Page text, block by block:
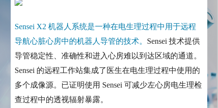
Sensei X2 机器人系统是一种在电生理过程中用于远程
导航心脏心房中的机器人导管的技术。 Sensei 技术提供
导管稳定性、准确性和进入心房难以到达区域的通道。
Sensei 的远程工作站集成了医生在电生理过程中使用的
多个成像源。已证明使用 Sensei 可减少左心房电生理检
查过程中的透视辐射暴露。